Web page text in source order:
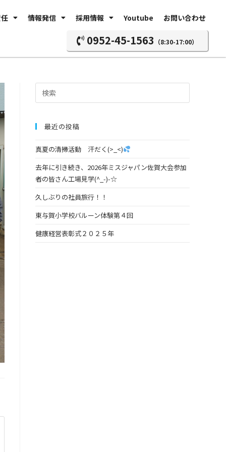
情報発信 採用情報 Youtube お問い合わせ
0952-45-1563 （8:30-17:00）
最近の投稿
真夏の清掃活動 汗だく(>_<)
去年に引き続き、2026年ミスジャパン佐賀大会参加
者の皆さん工場見学(^_-)-☆
久しぶりの社員旅行！！
東与賀小学校バルーン体験第４回
健康経営表彰式２０２５年